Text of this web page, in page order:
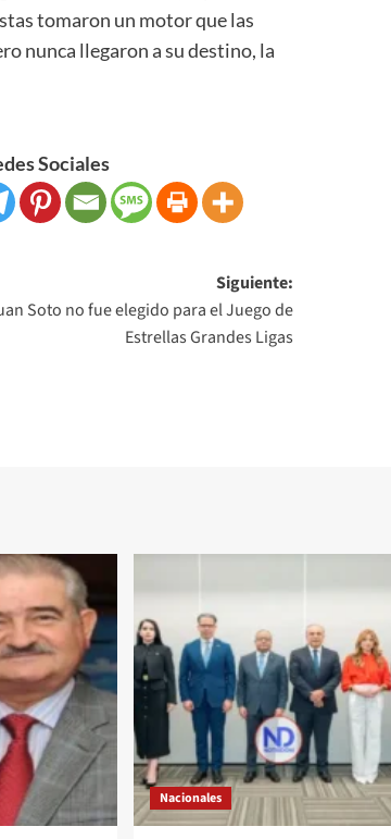
tomaron un motor que las
nunca llegaron a su destino, la
Sociales
Siguiente:
Soto no fue elegido para el Juego de
Estrellas Grandes Ligas
Nacionales